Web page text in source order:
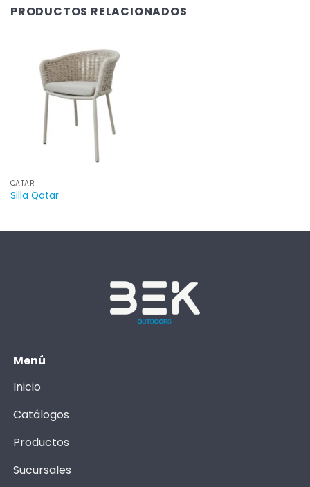
PRODUCTOS RELACIONADOS
QATAR
Silla Qatar
Menú
Inicio
Catálogos
Productos
Sucursales